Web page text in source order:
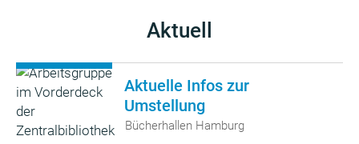
Aktuell
Aktuelle Infos zur
Umstellung
Bücherhallen Hamburg